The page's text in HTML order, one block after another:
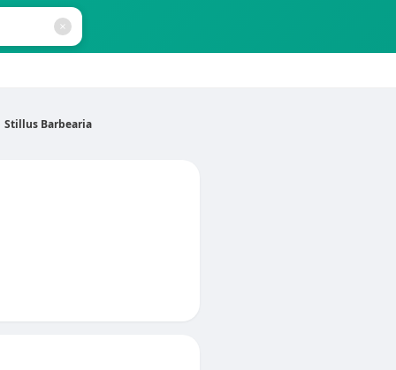
Stillus Barbearia